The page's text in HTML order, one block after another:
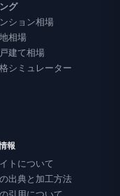
グ
ション相場
相場
建て相場
シミュレーター
報
トについて
出典と加工方法